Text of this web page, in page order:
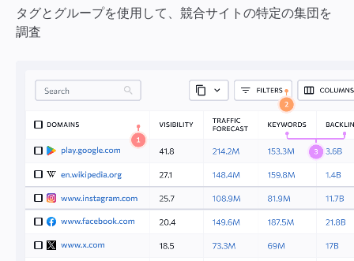
タグとグループを使用して、競合サイトの特定の集団を
調査